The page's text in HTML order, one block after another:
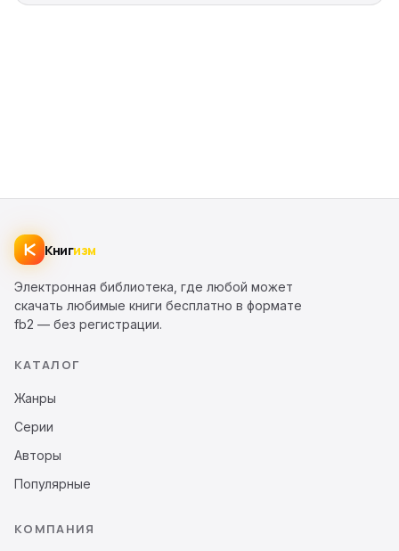
Книгизм
Электронная библиотека, где любой может
скачать любимые книги бесплатно в формате
fb2 — без регистрации.
КАТАЛОГ
Жанры
Серии
Авторы
Популярные
КОМПАНИЯ